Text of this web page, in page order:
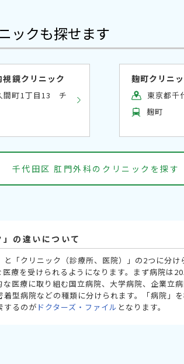
ックも探せます
鏡クリニック
間町1丁目13 チ
麹町クリニ
東京都千
麹町
千代田区 肛門外科のクリニックを探す
」の違いについて
「クリニック（診療所、医院）」の2つに分
療を受けられるようになります。まず病院は
な医療に取り組む国立病院、大学病院、企業立
型病院などの種類に分けられます。「病院」
するのが ドクターズ・ファイル となります。